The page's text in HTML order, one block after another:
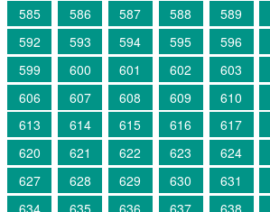
585
586 587 588 589
592
593 594 595 596
599
600 601 602 603
606
607 608 609 610
613
614 615 616 617
620
621 622 623 624
627
628 629 630 631
634
635 636 637 638